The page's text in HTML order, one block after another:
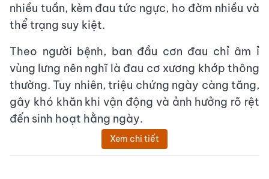
nhiều tuần, kèm đau tức ngực, ho đờm nhiều và
thể trạng suy kiệt.
Theo người bệnh, ban đầu cơn đau chỉ âm ỉ
vùng lưng nên nghĩ là đau cơ xương khớp thông
thường. Tuy nhiên, triệu chứng ngày càng tăng,
gây khó khăn khi vận động và ảnh hưởng rõ rệt
đến sinh hoạt hằng ngày.
Xem chi tiết